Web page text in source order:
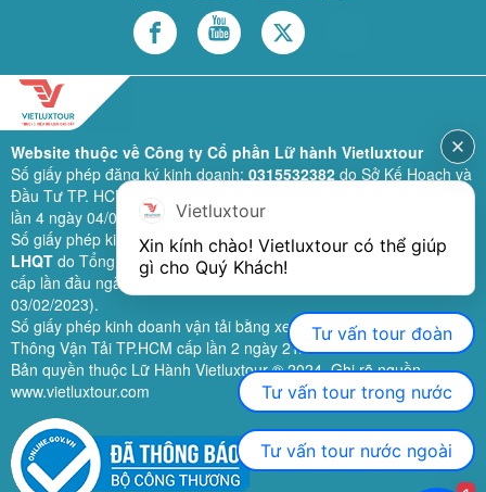
Website thuộc về Công ty Cổ phần Lữ hành Vietluxtour
Số giấy phép đăng ký kinh doanh: 0315532382do Sở Kế Hoạch và
Đầu Tư TP. HCM cấp lần đầu ngày 28/02/2019 (sửa đổi bổ sung
lần 4 ngày 04/06/2024).
Số giấy phép kinh doanh lữ hành quốc tế:79-1111/2019/TCDL-GP
LHQTdo Tổng Cục Du Lịch (nay là Cục Du lịch quốc gia Việt Nam)
cấp lần đầu ngày 26/09/2019 (sửa đổi, bổ sung lần 3 ngày
03/02/2023).
Số giấy phép kinh doanh vận tải bằng xe ô tô:11924do Sở Giao
Thông Vận Tải TP.HCM cấp lần 2 ngày 21/02/2023.
Bản quyền thuộc Lữ Hành Vietluxtour ® 2024. Ghi rõ nguồn
www.vietluxtour.com
Vietluxtour
Xin kính chào! Vietluxtour có thể giúp
gì cho Quý Khách!
Tư vấn tour đoàn
Tư vấn tour trong nước
Tư vấn tour nước ngoài